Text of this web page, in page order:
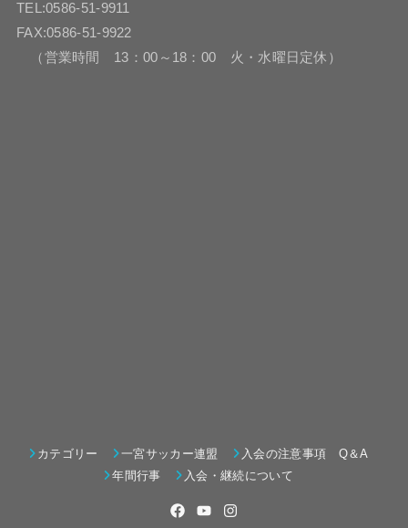
TEL:0586-51-9911
FAX:0586-51-9922
（営業時間 13：00～18：00 火・水曜日定休）
カテゴリー 一宮サッカー連盟
入会の注意事項 Q＆A
年間行事
入会・継続について